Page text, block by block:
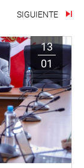
SIGUIENTE
13
01